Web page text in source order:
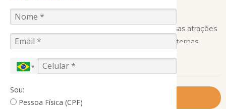
A ampla área de lazer do resort conta com diversas atrações
para todas as idades, como piscinas internas e externas
equipe de monitores mais divertida do Brasil, Jota City e
Sou:
Pessoa Física (CPF)